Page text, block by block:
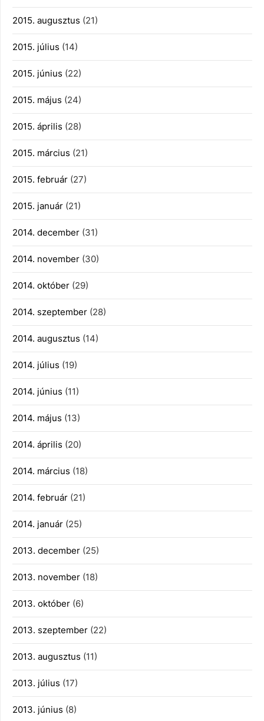
2015. augusztus (21)
2015. július (14)
2015. június (22)
2015. május (24)
2015. április (28)
2015. március (21)
2015. február (27)
2015. január (21)
2014. december (31)
2014. november (30)
2014. október (29)
2014. szeptember (28)
2014. augusztus (14)
2014. július (19)
2014. június (11)
2014. május (13)
2014. április (20)
2014. március (18)
2014. február (21)
2014. január (25)
2013. december (25)
2013. november (18)
2013. október (6)
2013. szeptember (22)
2013. augusztus (11)
2013. július (17)
2013. június (8)